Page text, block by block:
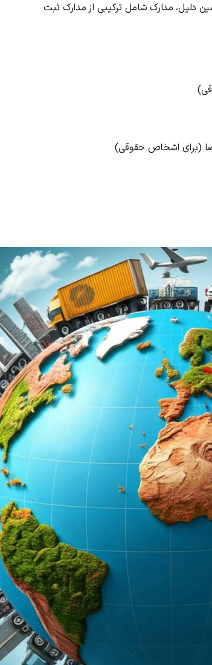
دلیل، مدارک شامل ترکیبی از مدارک ثبت
(برای اشخاص حقوقی)